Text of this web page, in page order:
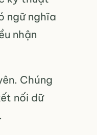
ngữ nghĩa
nhận
Chúng
nối dữ